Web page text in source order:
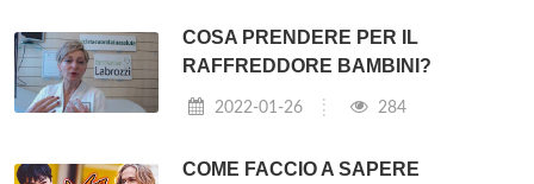
COSA PRENDERE PER IL
RAFFREDDORE BAMBINI?
2022-01-26 284
COME FACCIO A SAPERE